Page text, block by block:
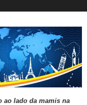
ao lado da mamis na